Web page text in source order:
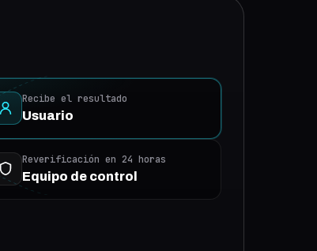
Recibe el resultado
Usuario
Reverificación en 24 horas
Equipo de control